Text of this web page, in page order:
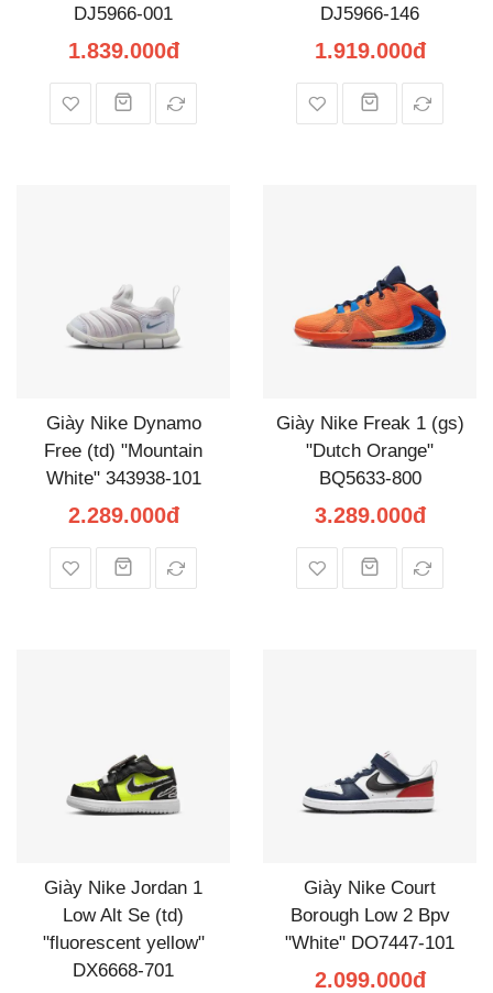
DJ5966-001
1.839.000đ
DJ5966-146
1.919.000đ
Giày Nike Dynamo
Free (td) "Mountain
White" 343938-101
2.289.000đ
Giày Nike Freak 1 (gs)
"Dutch Orange"
BQ5633-800
3.289.000đ
Giày Nike Jordan 1
Low Alt Se (td)
"fluorescent yellow"
DX6668-701
Giày Nike Court
Borough Low 2 Bpv
"White" DO7447-101
2.099.000đ